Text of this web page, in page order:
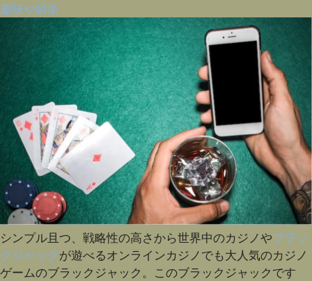
趣味や娯楽
シンプル且つ、戦略性の高さから世界中のカジノやブラッ
クジャックが遊べるオンラインカジノでも大人気のカジノ
ゲームのブラックジャック。このブラックジャックです